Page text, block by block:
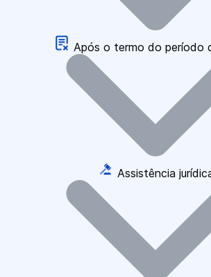
Após o termo do período
Assistência